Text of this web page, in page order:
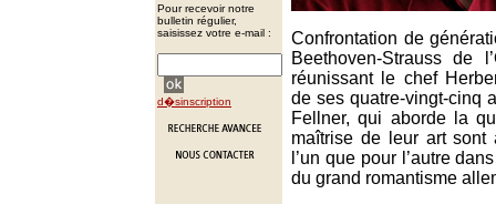
Pour recevoir notre
bulletin régulier,
saisissez votre e-mail :
d�sinscription
Confrontation de
Beethoven-Strauss de
réunissant le chef
de ses quatre-vingt-cinq
Fellner, qui aborde la
maîtrise de leur art sont
l’un que pour l’autre
du grand romantisme